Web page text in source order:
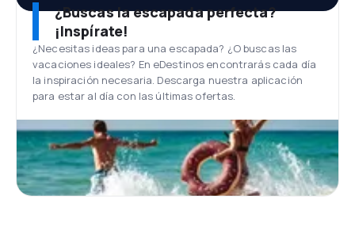
¿Buscas la escapada perfecta?
¡Inspírate!
¿Necesitas ideas para una escapada? ¿O buscas las
vacaciones ideales? En eDestinos encontrarás cada día
la inspiración necesaria. Descarga nuestra aplicación
para estar al día con las últimas ofertas.